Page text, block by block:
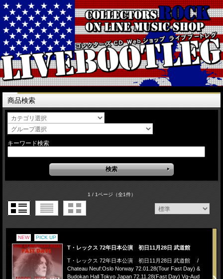
商品検索
キーワード検索
1 / 1ページ（全1件）
NEW PICK UP
T・レックス 72年日本公演 初日11月28日 武道館
T・レックス 72年日本公演 初日11月28日 武道館 /
Chateau Neuf:Oslo Norway 72.01.28(Tour Fast Day) &
Budokan Hall Tokyo Japan 72.11.28(Fast Day) Vg-Aud